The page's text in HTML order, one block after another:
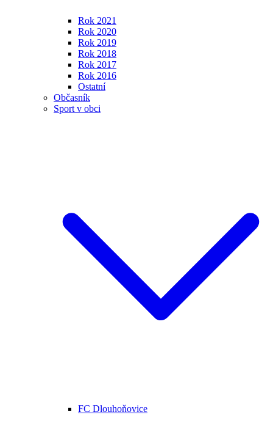
Rok 2021
Rok 2020
Rok 2019
Rok 2018
Rok 2017
Rok 2016
Ostatní
Občasník
Sport v obci
FC Dlouhoňovice